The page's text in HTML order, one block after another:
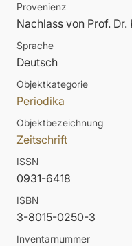
Provenienz
Nachlass von Prof.
Sprache
Deutsch
Objektkategorie
Periodika
Objektbezeichnung
Zeitschrift
ISSN
0931-6418
ISBN
3-8015-0250-3
Inventarnummer